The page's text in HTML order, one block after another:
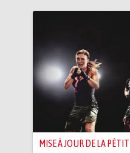
MISE À JOUR DE LA